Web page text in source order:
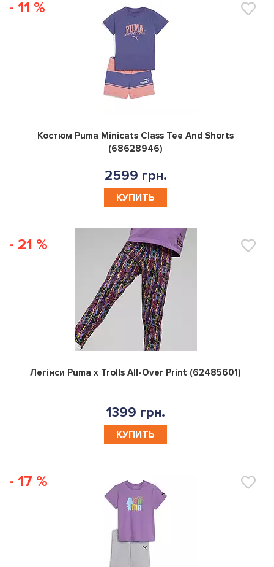
- 11 %
0
Костюм Puma Minicats Class Tee And Shorts
(68628946)
2599 грн.
КУПИТЬ
- 21 %
0
Легінси Puma x Trolls All-Over Print (62485601)
1399 грн.
КУПИТЬ
- 17 %